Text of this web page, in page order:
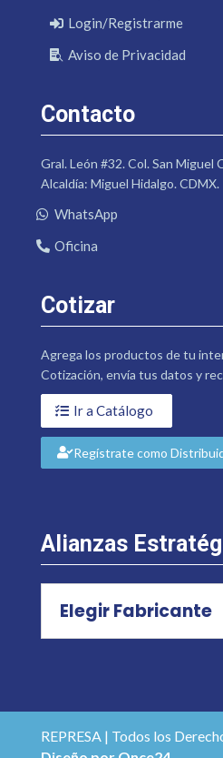
Login/Registrarme
Aviso de Privacidad
Contacto
Gral. León #32. Col. San Miguel
Alcaldía: Miguel Hidalgo. CDMX.
WhatsApp
Oficina
Cotizar
Agrega los productos de tu
Cotización, envía tus datos y
Ir a Catálogo
Regístrate como
Alianzas
Elegir Fabricante
REPRESA | Todos los